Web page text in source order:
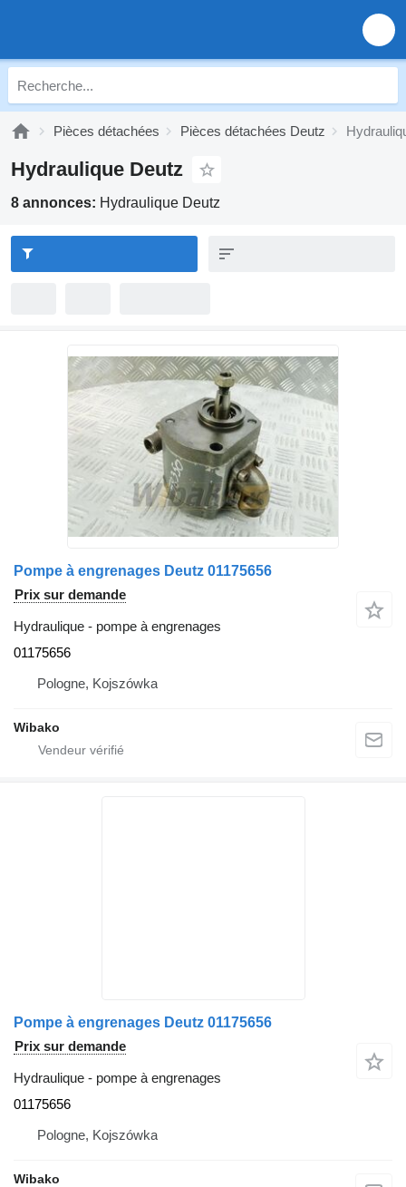
Pièces détachées Pièces détachées Deutz
Hydraulique Deutz
8 annonces: Hydraulique Deutz
Pompe à engrenages Deutz 01175656
Prix sur demande
Hydraulique - pompe à engrenages
01175656
Pologne, Kojszówka
Wibako
Pompe à engrenages Deutz 01175656
Prix sur demande
Hydraulique - pompe à engrenages
01175656
Pologne, Kojszówka
Wibako